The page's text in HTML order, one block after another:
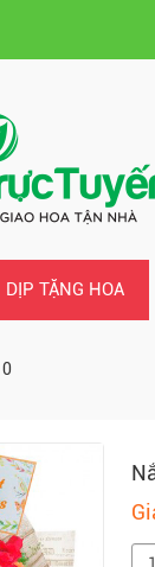
DỊP TẶNG HOA